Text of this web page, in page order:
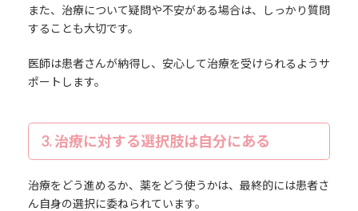
また、治療について疑問や不安がある場合は、しっかり質問
することも大切です。
医師は患者さんが納得し、安心して治療を受けられるようサ
ポートします。
3. 治療に対する選択肢は自分にある
治療をどう進めるか、薬をどう使うかは、最終的には患者さ
ん自身の選択に委ねられています。